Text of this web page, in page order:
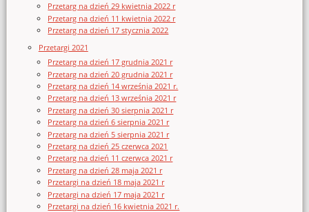
Przetarg na dzień 29 kwietnia 2022 r
Przetarg na dzień 11 kwietnia 2022 r
Przetarg na dzień 17 stycznia 2022
Przetargi 2021
Przetarg na dzień 17 grudnia 2021 r
Przetarg na dzień 20 grudnia 2021 r
Przetarg na dzień 14 września 2021 r.
Przetarg na dzień 13 września 2021 r
Przetarg na dzień 30 sierpnia 2021 r
Przetarg na dzień 6 sierpnia 2021 r
Przetarg na dzień 5 sierpnia 2021 r
Przetarg na dzień 25 czerwca 2021
Przetarg na dzień 11 czerwca 2021 r
Przetarg na dzień 28 maja 2021 r
Przetargi na dzień 18 maja 2021 r
Przetargi na dzień 17 maja 2021 r
Przetargi na dzień 16 kwietnia 2021 r.